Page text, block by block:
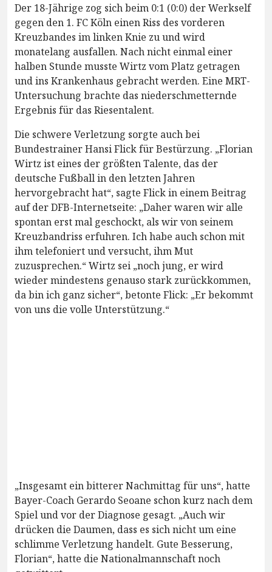
Der 18-Jährige zog sich beim 0:1 (0:0) der Werkself
gegen den 1. FC Köln einen Riss des vorderen
Kreuzbandes im linken Knie zu und wird
monatelang ausfallen. Nach nicht einmal einer
halben Stunde musste Wirtz vom Platz getragen
und ins Krankenhaus gebracht werden. Eine MRT-
Untersuchung brachte das niederschmetternde
Ergebnis für das Riesentalent.
Die schwere Verletzung sorgte auch bei
Bundestrainer Hansi Flick für Bestürzung. „Florian
Wirtz ist eines der größten Talente, das der
deutsche Fußball in den letzten Jahren
hervorgebracht hat“, sagte Flick in einem Beitrag
auf der DFB-Internetseite: „Daher waren wir alle
spontan erst mal geschockt, als wir von seinem
Kreuzbandriss erfuhren. Ich habe auch schon mit
ihm telefoniert und versucht, ihm Mut
zuzusprechen.“ Wirtz sei „noch jung, er wird
wieder mindestens genauso stark zurückkommen,
da bin ich ganz sicher“, betonte Flick: „Er bekommt
von uns die volle Unterstützung.“
„Insgesamt ein bitterer Nachmittag für uns“, hatte
Bayer-Coach Gerardo Seoane schon kurz nach dem
Spiel und vor der Diagnose gesagt. „Auch wir
drücken die Daumen, dass es sich nicht um eine
schlimme Verletzung handelt. Gute Besserung,
Florian“, hatte die Nationalmannschaft noch